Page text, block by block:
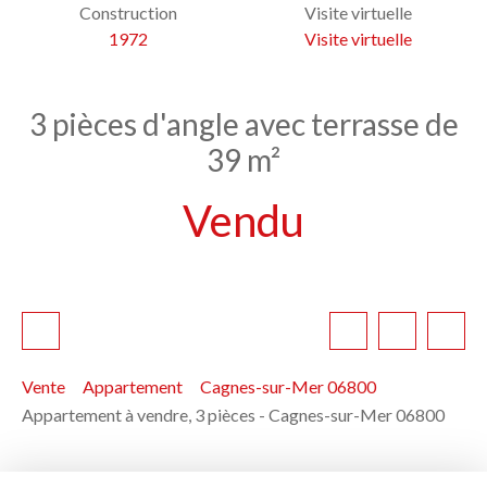
Construction
1972
Visite virtuelle
Visite virtuelle
3 pièces d'angle avec terrasse de
39 m²
Vendu
Vente Appartement
Cagnes-sur-Mer 06800
Appartement à vendre, 3 pièces - Cagnes-sur-Mer 06800